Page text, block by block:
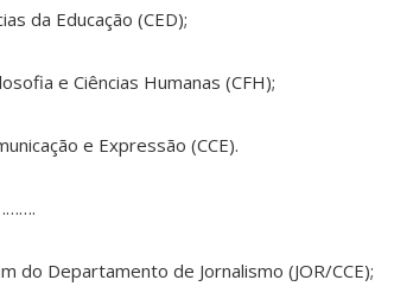
da Educação (CED);
e Ciências Humanas (CFH);
e Expressão (CCE).
do Departamento de Jornalismo (JOR/CCE);